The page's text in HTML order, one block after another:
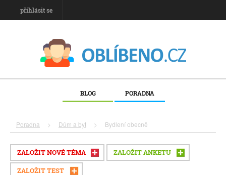
přihlásit se
BLOG PORADNA
Poradna > Dům a byt > Bydlení obecně
ZALOŽIT NOVÉ TÉMA ZALOŽIT ANKETU
ZALOŽIT TEST